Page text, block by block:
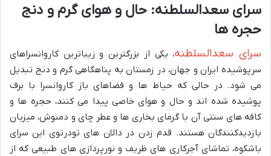
سرای سعدالسلطنه: حال و هوای گرم و دنج
حجره ها
سرای سعدالسلطنه، یکی از بزرگترین و زیباترین کاروانسراهای
سرپوشیده ایران و جهان، در زمستان به پناهگاهی گرم و دنج تبدیل
می شود. در حالی که حیاط ها و فضاهای باز کاروانسرا با برف
پوشیده شده اند و حال و هوای خاصی پیدا می کنند، حجره ها و
کافه های سنتی آن با گرمای بخاری ها و عطر چای و دمنوش، میزبان
بازدیدکنندگان هستند. قدم زدن در دالان های تودرتوی این سرای
باشکوه، تماشای آجرکاری های ظریف و نورپردازی های طبیعی که از